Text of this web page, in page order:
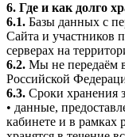
6. Где и как долго
6.1. Базы данных с
Сайта и участников
серверах на
6.2. Мы не передаём
Российской
6.3. Сроки хранения
• данные,
кабинете и в рамках